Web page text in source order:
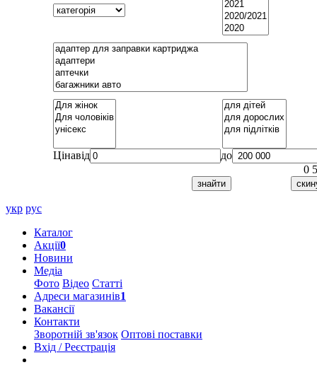
Цінавід
до
0
укр рус
Каталог
Акції0
Новини
Медіа
Фото Відео Статті
Адреси магазинів1
Вакансії
Контакти
Зворотній зв'язок Оптові поставки
Вхід / Реєстрація